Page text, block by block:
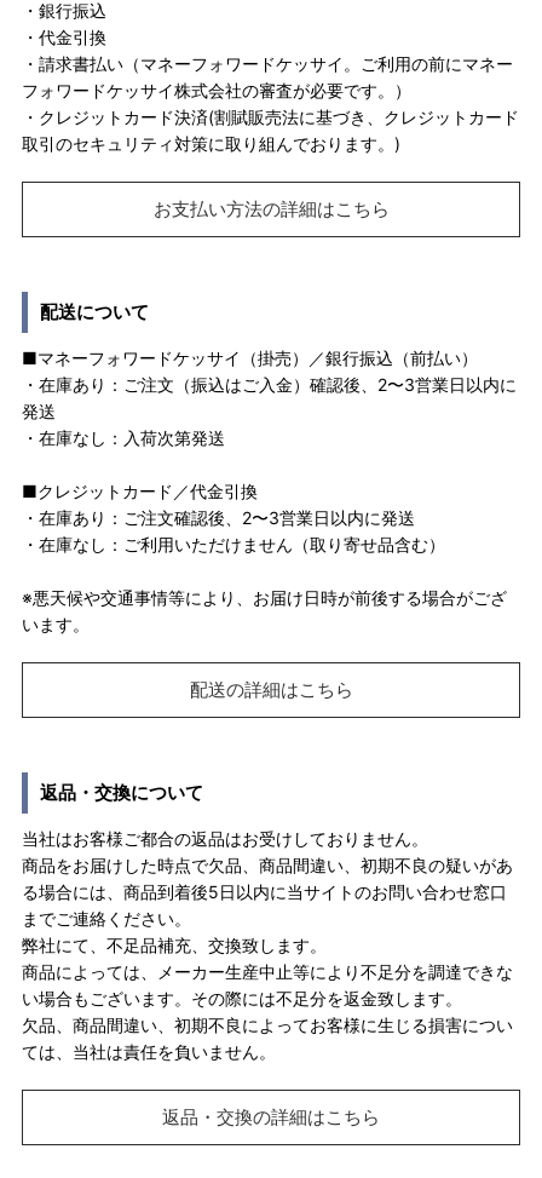
・銀行振込
・代金引換
・請求書払い（マネーフォワードケッサイ。ご利用の前にマネー
フォワードケッサイ株式会社の審査が必要です。）
・クレジットカード決済(割賦販売法に基づき、クレジットカード
取引のセキュリティ対策に取り組んでおります。)
お支払い方法の詳細はこちら
配送について
■マネーフォワードケッサイ（掛売）／銀行振込（前払い）
・在庫あり：ご注文（振込はご入金）確認後、2〜3営業日以内に
発送
・在庫なし：入荷次第発送
■クレジットカード／代金引換
・在庫あり：ご注文確認後、2〜3営業日以内に発送
・在庫なし：ご利用いただけません（取り寄せ品含む）
※悪天候や交通事情等により、お届け日時が前後する場合がござ
います。
配送の詳細はこちら
返品・交換について
当社はお客様ご都合の返品はお受けしておりません。
商品をお届けした時点で欠品、商品間違い、初期不良の疑いがあ
る場合には、商品到着後5日以内に当サイトのお問い合わせ窓口
までご連絡ください。
弊社にて、不足品補充、交換致します。
商品によっては、メーカー生産中止等により不足分を調達できな
い場合もございます。その際には不足分を返金致します。
欠品、商品間違い、初期不良によってお客様に生じる損害につい
ては、当社は責任を負いません。
返品・交換の詳細はこちら